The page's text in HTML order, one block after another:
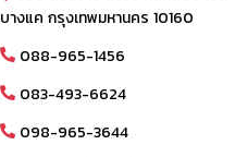
บางแค กรุงเทพมหานคร 10160
088-965-1456
083-493-6624
098-965-3644